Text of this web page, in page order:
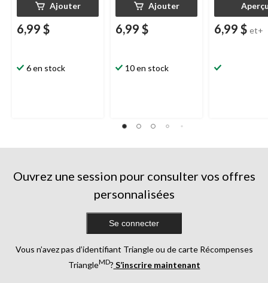
Ajouter
6,99 $
6 en stock
Ajouter
6,99 $
10 en stock
6,99 $ et+
Ouvrez une session pour consulter vos offres
personnalisées
Se connecter
Vous n’avez pas d’identifiant Triangle ou de carte Récompenses
TriangleMD? S’inscrire maintenant